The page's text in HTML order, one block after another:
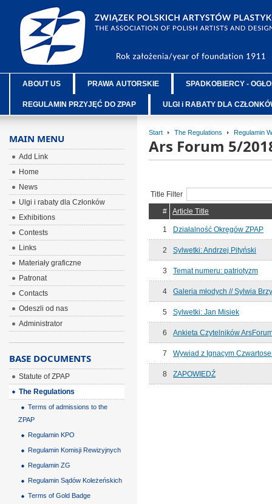
ABOUT US PRAWA AUTORSKIE SPADKOBIERCY -
REGULAMIN PRZYJĘĆ DO ZPAP ULGI i RABATY DLA
Start The Regulations Regulamin
Ars Forum 5/
Title Filter
#
Article Title
1 Działalność Okręgów ZPAP
2 Sylwetki: Andrzej Pityński
3 Temat numeru: patriotyzm
4 Galeria młodych // Sylwia
5 Sylwetki: Jan Misiek
6 Ankieta Czytelników
7 Wywiad z Ignacym
8 ZAPOWIEDŹ
MAIN MENU
Add Link
Home
News
Ulgi i rabaty dla Członków
Exhibitions
Contests
Links
Materiały graficzne
Patronat
Contacts
Odeszli od nas
Administrator
BASE DOCUMENTS
Statute of ZPAP
The Regulations
Terms of admissions to the
ZPAP
Regulamin KPO
Regulamin Komisji Rewizyjnych
Regulamin ZG
Regulamin Sądów Koleżeńskich
Terms of Gold Badge